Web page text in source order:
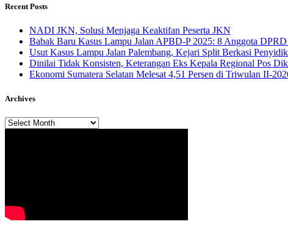
Recent Posts
NADI JKN, Solusi Menjaga Keaktifan Peserta JKN
Babak Baru Kasus Lampu Jalan APBD-P 2025: 8 Anggota
Usut Kasus Lampu Jalan Palembang, Kejari Split Berkasi
Dinilai Tidak Konsisten, Keterangan Eks Kepala Regional Pos
Ekonomi Sumatera Selatan Melesat 4,51 Persen di Triwulan II-
Archives
Archives